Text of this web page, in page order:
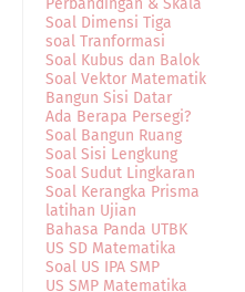
Perbandingan & Skala
Soal Dimensi Tiga
soal Tranformasi
Soal Kubus dan Balok
Soal Vektor Matematik
Bangun Sisi Datar
Ada Berapa Persegi?
Soal Bangun Ruang
Soal Sisi Lengkung
Soal Sudut Lingkaran
Soal Kerangka Prisma
latihan Ujian
Bahasa Panda UTBK
US SD Matematika
Soal US IPA SMP
US SMP Matematika